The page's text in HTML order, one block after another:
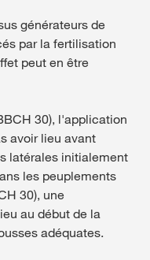
générateurs de
par la fertilisation
peut en être
30), l'application
avoir lieu avant
latérales initialement
les peuplements
30), une
au début de la
adéquates.